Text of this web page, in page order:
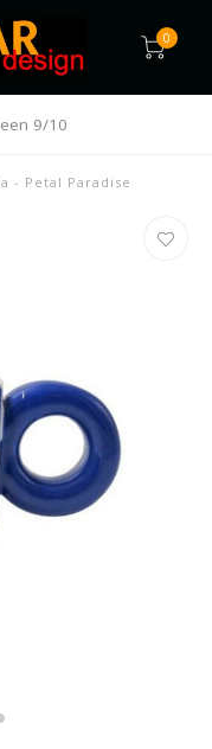
0
9/10
- Petal Paradise